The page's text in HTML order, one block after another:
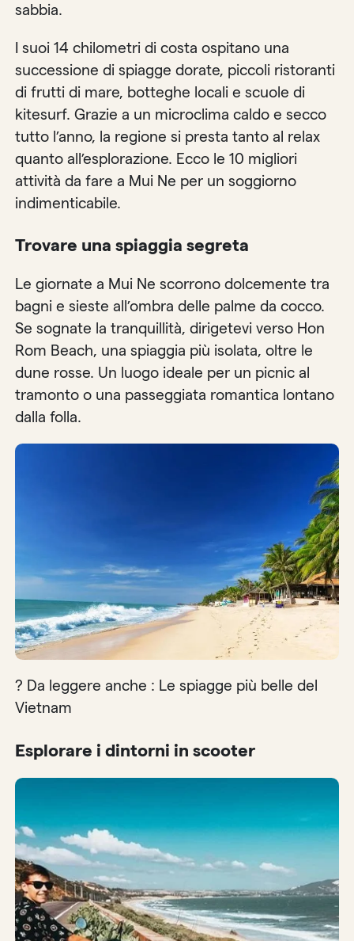
sabbia.
I suoi 14 chilometri di costa ospitano una
successione di spiagge dorate, piccoli ristoranti
di frutti di mare, botteghe locali e scuole di
kitesurf. Grazie a un microclima caldo e secco
tutto l’anno, la regione si presta tanto al relax
quanto all’esplorazione. Ecco le 10 migliori
attività da fare a Mui Ne per un soggiorno
indimenticabile.
Trovare una spiaggia segreta
Le giornate a Mui Ne scorrono dolcemente tra
bagni e sieste all’ombra delle palme da cocco.
Se sognate la tranquillità, dirigetevi verso Hon
Rom Beach, una spiaggia più isolata, oltre le
dune rosse. Un luogo ideale per un picnic al
tramonto o una passeggiata romantica lontano
dalla folla.
? Da leggere anche : Le spiagge più belle del
Vietnam
Esplorare i dintorni in scooter